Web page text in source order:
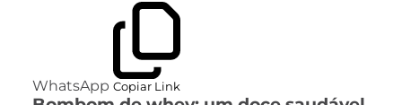
WhatsApp Copiar Link